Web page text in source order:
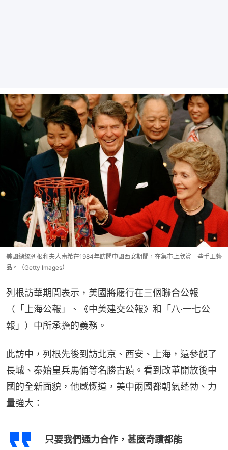
美國總統列根和夫人南希在1984年訪問中國西安期間，在集市上欣賞一些手工藝
品。（Getty Images）
列根訪華期間表示，美國將履行在三個聯合公報
（「上海公報」、《中美建交公報》和「八·一七公
報」）中所承擔的義務。
此訪中，列根先後到訪北京、西安、上海，還參觀了
長城、秦始皇兵馬俑等名勝古蹟。看到改革開放後中
國的全新面貌，他感慨道，美中兩國都朝氣蓬勃、力
量強大：
只要我們通力合作，甚麼奇蹟都能